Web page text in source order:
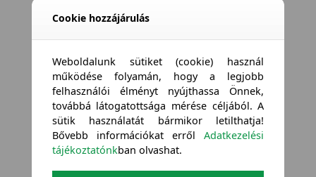
Cookie hozzájárulás
Weboldalunk sütiket (cookie) használ
működése folyamán, hogy a legjobb
felhasználói élményt nyújthassa Önnek,
továbbá látogatottsága mérése céljából. A
sütik használatát bármikor letilthatja!
Bővebb információkat errőlAdatkezelési
tájékoztatónkban olvashat.